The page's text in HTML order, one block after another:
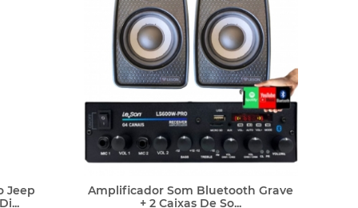
Fiat
Central Multimidia Corolla Hilux
Etios Espelha Bt...